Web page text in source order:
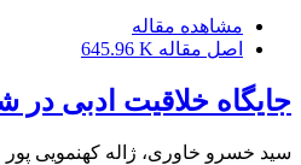
مشاهده مقاله
اصل مقاله 645.96 K
جایگاه خلاقیت ادبی در
سید خسرو خاوری، ژاله کهنمویی پور